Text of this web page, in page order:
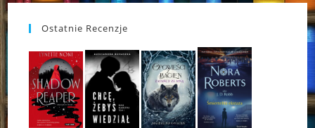
Ostatnie Recenzje